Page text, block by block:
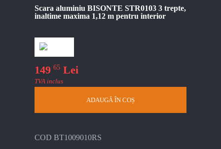
Scara aluminiu BISONTE STR0103 3 trepte,
inaltime maxima 1,12 m pentru interior
149 65 Lei
TVA inclus
ADAUGĂ ÎN COȘ
COD BT1009010RS